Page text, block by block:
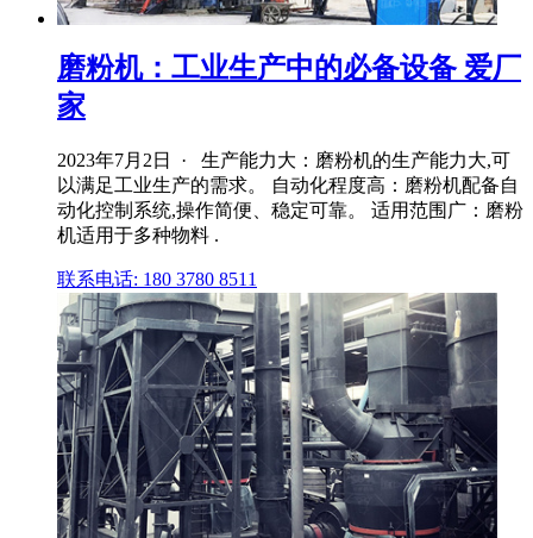
磨粉机：工业生产中的必备设备 爱厂
家
2023年7月2日 · 生产能力大：磨粉机的生产能力大,可
以满足工业生产的需求。 自动化程度高：磨粉机配备自
动化控制系统,操作简便、稳定可靠。 适用范围广：磨粉
机适用于多种物料 .
联系电话: 180 3780 8511